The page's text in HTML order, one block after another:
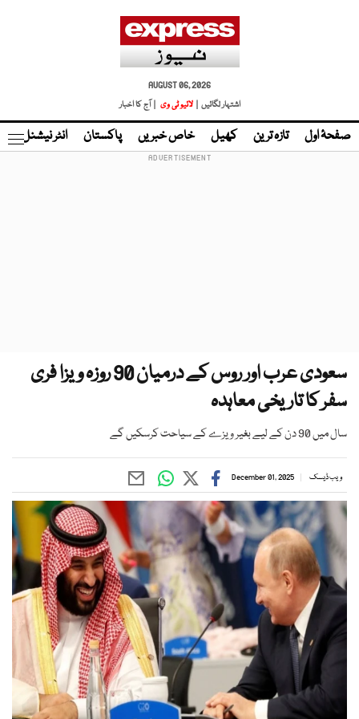
AUGUST 06, 2026
اشتہار لگائیں |
لائیو ٹی وی | آج کا اخبار
صفحۂ اول تازہ ترین کھیل خاص خبریں پاکستان انٹر نیشنل
سعودی عرب اور روس کے درمیان 90 روزہ ویزا فری
سفر کا تاریخی معاہدہ
سال میں 90 دن کے لیے بغیر ویزے کے سیاحت کرسکیں گے
ویب ڈیسک December 01, 2025